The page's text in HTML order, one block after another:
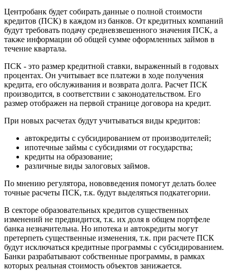
Центробанк будет собирать данные о полной стоимости
кредитов (ПСК) в каждом из банков. От кредитных компаний
будут требовать подачу средневзвешенного значения ПСК, а
также информации об общей сумме оформленных займов в
течение квартала.
ПСК - это размер кредитной ставки, выраженный в годовых
процентах. Он учитывает все платежи в ходе получения
кредита, его обслуживания и возврата долга. Расчет ПСК
производится, в соответствии с законодательством. Его
размер отображен на первой странице договора на кредит.
При новых расчетах будут учитываться виды кредитов:
автокредиты с субсидированием от производителей;
ипотечные займы с субсидиями от государства;
кредиты на образование;
различные виды залоговых займов.
По мнению регулятора, нововведения помогут делать более
точные расчеты ПСК, т.к. будут выделяться подкатегории.
В секторе образовательных кредитов существенных
изменений не предвидится, т.к. их доля в общем портфеле
банка незначительна. Но ипотека и автокредиты могут
претерпеть существенные изменения, т.к. при расчете ПСК
будут исключаться кредитные программы с субсидированием.
Банки разрабатывают собственные программы, в рамках
которых реальная стоимость объектов занижается.